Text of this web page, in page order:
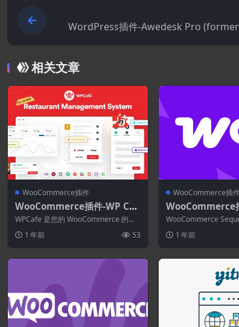
WordPress插件-Awedesk Pro
相关文章
WooCommerce插件
WooCommerce插件-WP Caf
e 2.2.29–WooCommerce的
餐厅预订.食品菜单和食品订购
WPCafe 是您的 WooCommerce 的一
1 年前 53
WooCommerce插
WooCommerce
tial Order
WooCommerce
WooCommerce
1 年前